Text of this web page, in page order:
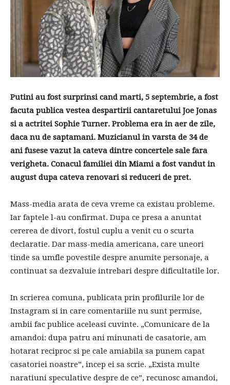
Putini au fost surprinsi cand marti, 5 septembrie, a fost
facuta publica vestea despartirii cantaretului Joe Jonas
si a actritei Sophie Turner. Problema era in aer de zile,
daca nu de saptamani. Muzicianul in varsta de 34 de
ani fusese vazut la cateva dintre concertele sale fara
verigheta. Conacul familiei din Miami a fost vandut in
august dupa cateva renovari si reduceri de pret.
Mass-media arata de ceva vreme ca existau probleme.
Iar faptele l-au confirmat. Dupa ce presa a anuntat
cererea de divort, fostul cuplu a venit cu o scurta
declaratie. Dar mass-media americana, care uneori
tinde sa umfle povestile despre anumite personaje, a
continuat sa dezvaluie intrebari despre dificultatile lor.
In scrierea comuna, publicata prin profilurile lor de
Instagram si in care comentariile nu sunt permise,
ambii fac publice aceleasi cuvinte. „Comunicare de la
amandoi: dupa patru ani minunati de casatorie, am
hotarat reciproc si pe cale amiabila sa punem capat
casatoriei noastre”, incep ei sa scrie. „Exista multe
naratiuni speculative despre de ce”, recunosc amandoi,